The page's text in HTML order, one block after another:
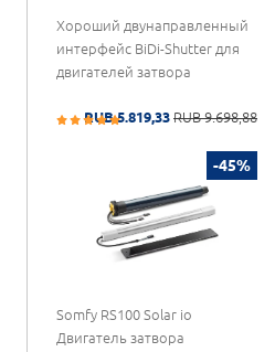
Хороший двунаправленный
интерфейс BiDi-Shutter для
двигателей затвора
RUB 5.819,33 RUB 9.698,88
-45%
Somfy RS100 Solar io
Двигатель затвора